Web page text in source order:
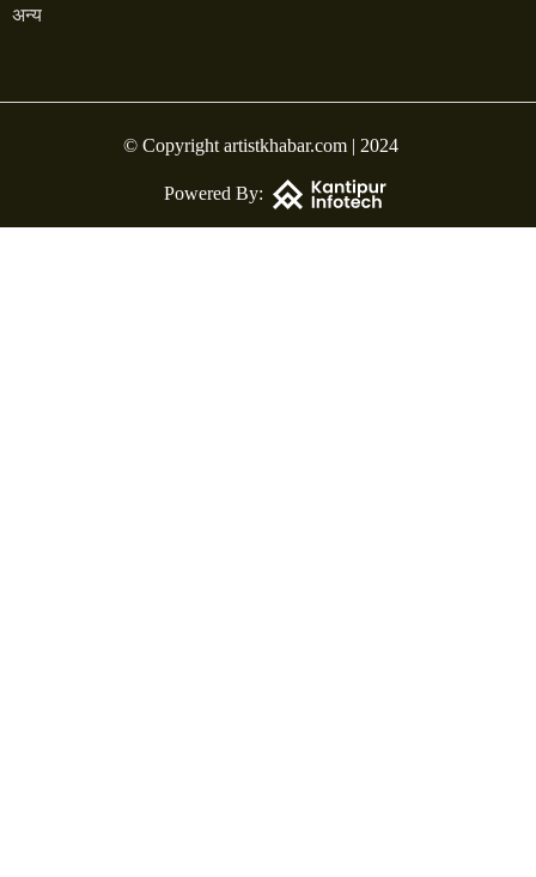
अन्य
© Copyright artistkhabar.com | 2024
Powered By: